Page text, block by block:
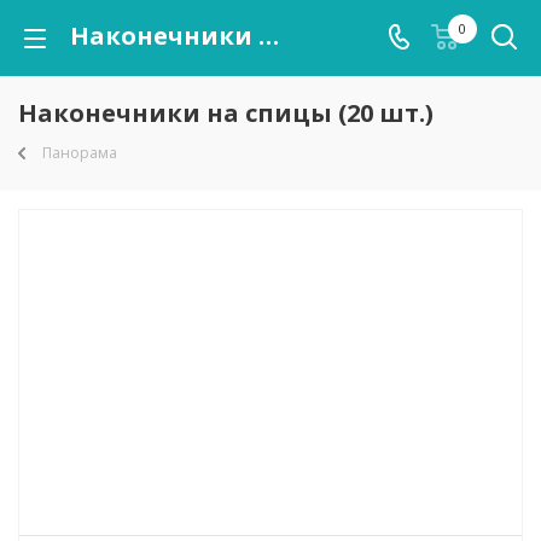
Наконечники на спицы (20 шт.) 0
Наконечники на спицы (20 шт.)
Панорама